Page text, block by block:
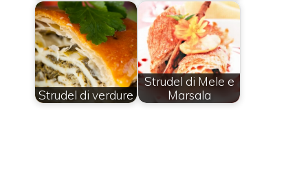
Strudel di verdure
Strudel di Mele e
Marsala